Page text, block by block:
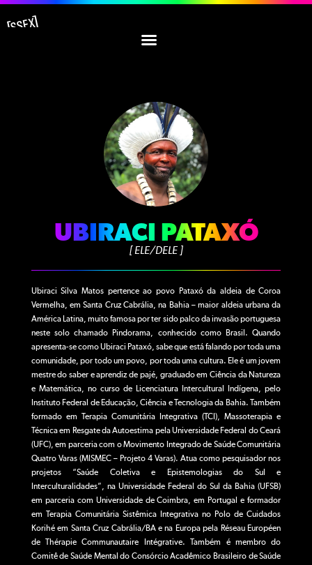
UBIRACI PATAXÓ
[ ELE/DELE ]
Ubiraci Silva Matos pertence ao povo Pataxó da aldeia de Coroa
Vermelha, em Santa Cruz Cabrália, na Bahia – maior aldeia urbana da
América Latina, muito famosa por ter sido palco da invasão portuguesa
neste solo chamado Pindorama, conhecido como Brasil. Quando
apresenta-se como Ubiraci Pataxó, sabe que está falando por toda uma
comunidade, por todo um povo, por toda uma cultura. Ele é um jovem
mestre do saber e aprendiz de pajé, graduado em Ciência da Natureza
e Matemática, no curso de Licenciatura Intercultural Indígena, pelo
Instituto Federal de Educação, Ciência e Tecnologia da Bahia. Também
formado em Terapia Comunitária Integrativa (TCI), Massoterapia e
Técnica em Resgate da Autoestima pela Universidade Federal do Ceará
(UFC), em parceria com o Movimento Integrado de Saúde Comunitária
Quatro Varas (MISMEC – Projeto 4 Varas). Atua como pesquisador nos
projetos “Saúde Coletiva e Epistemologias do Sul e
Interculturalidades”, na Universidade Federal do Sul da Bahia (UFSB)
em parceria com Universidade de Coimbra, em Portugal e formador
em Terapia Comunitária Sistêmica Integrativa no Polo de Cuidados
Korihé em Santa Cruz Cabrália/BA e na Europa pela Réseau Européen
de Thérapie Communautaire Intégrative. Também é membro do
Comitê de Saúde Mental do Consórcio Acadêmico Brasileiro de Saúde